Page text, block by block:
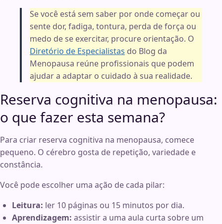
Se você está sem saber por onde começar ou
sente dor, fadiga, tontura, perda de força ou
medo de se exercitar, procure orientação. O
Diretório de Especialistas do Blog da
Menopausa reúne profissionais que podem
ajudar a adaptar o cuidado à sua realidade.
Reserva cognitiva na menopausa:
o que fazer esta semana?
Para criar reserva cognitiva na menopausa, comece
pequeno. O cérebro gosta de repetição, variedade e
constância.
Você pode escolher uma ação de cada pilar:
Leitura: ler 10 páginas ou 15 minutos por dia.
Aprendizagem: assistir a uma aula curta sobre um